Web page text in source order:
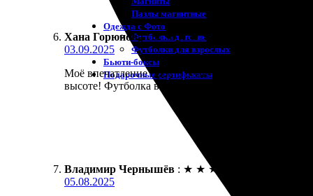
Пазлы магнитные
Одежда с Фото
Футболки детские
Футболки для взрослых
Бьюти-боксы
Подарочные сертификаты
Хана Горюнова : ★ ★ ★ ★ ★
03.09.2025
Моё впечатление просто отличное! Заказала
высоте! Футболка вышла яркой и чёткой.
Владимир Чернышёв : ★ ★ ★
05.08.2025